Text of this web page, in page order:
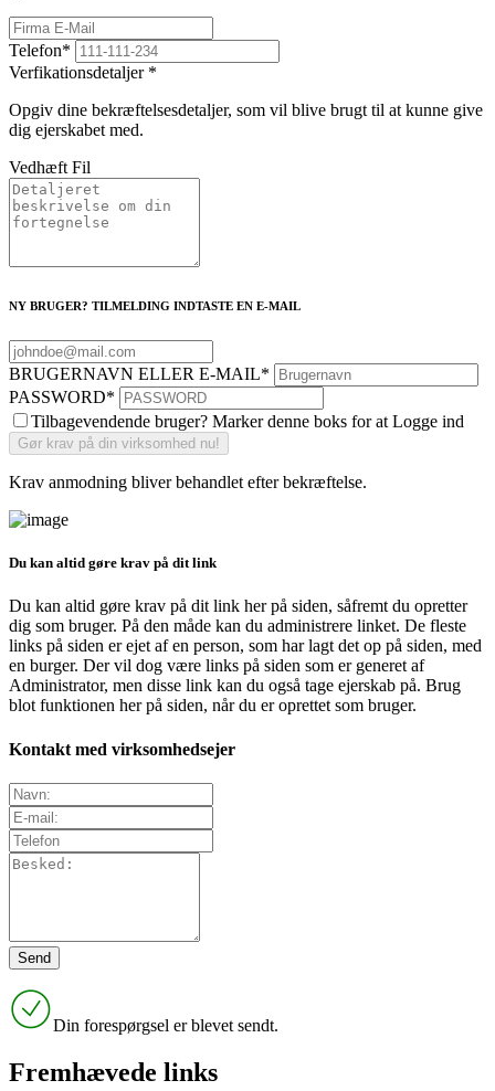
Telefon*
Verfikationsdetaljer *
Opgiv dine bekræftelsesdetaljer, som vil blive brugt til at kunne give
dig ejerskabet med.
Vedhæft Fil
NY BRUGER? TILMELDING INDTASTE EN E-MAIL
BRUGERNAVN ELLER E-MAIL*
PASSWORD*
Tilbagevendende bruger? Marker denne boks for at Logge ind
Krav anmodning bliver behandlet efter bekræftelse.
Du kan altid gøre krav på dit link
Du kan altid gøre krav på dit link her på siden, såfremt du opretter
dig som bruger. På den måde kan du administrere linket. De fleste
links på siden er ejet af en person, som har lagt det op på siden, med
en burger. Der vil dog være links på siden som er generet af
Administrator, men disse link kan du også tage ejerskab på. Brug
blot funktionen her på siden, når du er oprettet som bruger.
Kontakt med virksomhedsejer
Din forespørgsel er blevet sendt.
Fremhævede links